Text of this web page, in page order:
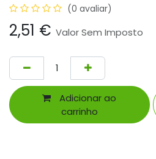
(0 avaliar)
2,51 € Valor Sem Imposto
Adicionar ao
carrinho